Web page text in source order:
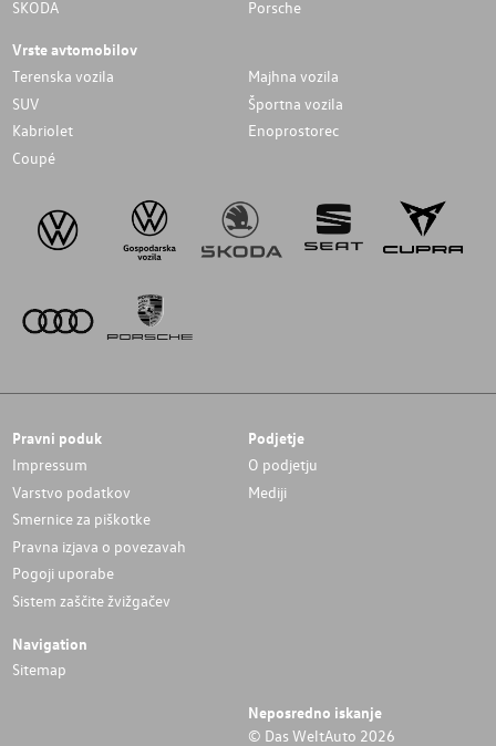
SKODA
Porsche
Vrste avtomobilov
Terenska vozila
Majhna vozila
SUV
Športna vozila
Kabriolet
Enoprostorec
Coupé
Pravni poduk
Impressum
Varstvo podatkov
Smernice za piškotke
Pravna izjava o povezavah
Pogoji uporabe
Sistem zaščite žvižgačev
Podjetje
O podjetju
Mediji
Navigation
Sitemap
Neposredno iskanje
© Das WeltAuto 2026